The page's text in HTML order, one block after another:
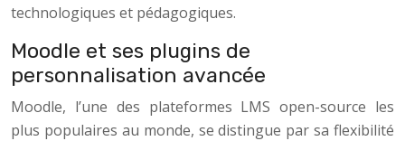
technologiques et pédagogiques.
Moodle et ses plugins de
personnalisation avancée
Moodle, l’une des plateformes LMS open-source les
plus populaires au monde, se distingue par sa flexibilité